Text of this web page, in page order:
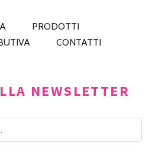
PRODOTTI
CONTATTI
NEWSLETTER